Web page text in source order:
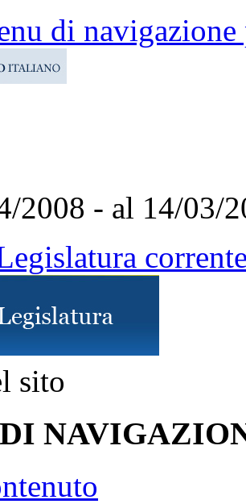
di
2008 - al 14/03/
sito